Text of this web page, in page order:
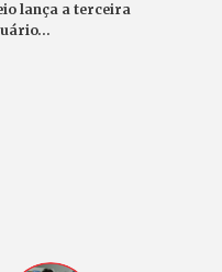
lança a terceira